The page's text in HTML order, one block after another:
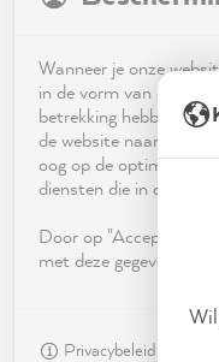
Wanneer je onze
in de vorm van
betrekking hebben op
de website naar
oog op de
diensten die in de
Door op "Accepteren
met deze
Privacybeleid